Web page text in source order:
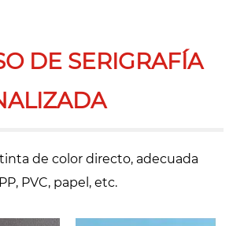
DE SERIGRAFÍA
de color directo, adecuada
PVC, papel, etc.